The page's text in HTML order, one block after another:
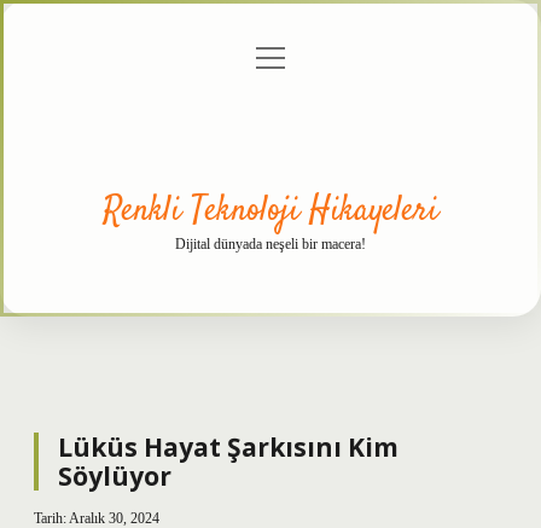
menüyü
Renkli Teknoloji Hikayeleri
Dijital dünyada neşeli bir macera!
Lüküs Hayat Şarkısını Kim
Söylüyor
Tarih: Aralık 30, 2024